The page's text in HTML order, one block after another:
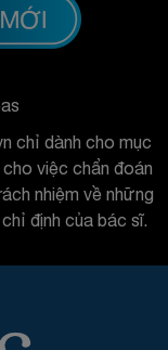
chỉ dành cho mục
việc chẩn đoán
nhiệm về những
định của bác sĩ.